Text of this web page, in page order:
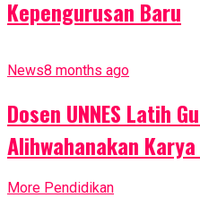
Kepengurusan Baru
News8 months ago
Dosen UNNES Latih
Alihwahanakan
More Pendidikan